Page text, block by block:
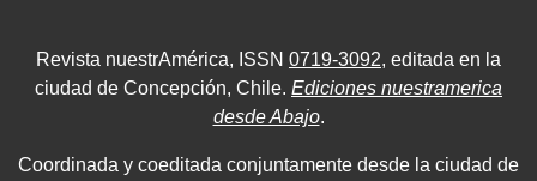
Revista nuestrAmérica, ISSN 0719-3092, editada en la
ciudad de Concepción, Chile. Ediciones nuestramerica
desde Abajo.
Coordinada y coeditada conjuntamente desde la ciudad de